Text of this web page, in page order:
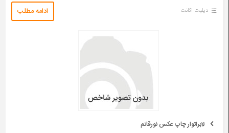
دیلیت اکانت ادامه مطلب
لابراتوار چاپ عکس نورقائم